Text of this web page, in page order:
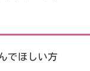
でほしい方